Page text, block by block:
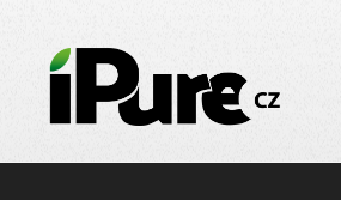
IPURE.CZ
Prémiový Apple e-